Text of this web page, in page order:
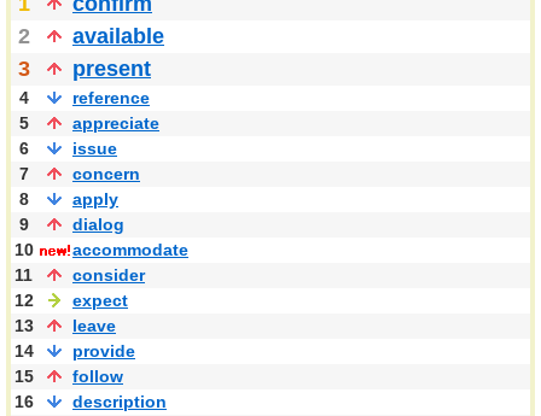
2
available
3
present
4
reference
5
appreciate
6
issue
7
concern
8
apply
9
dialog
10
accommodate
11
consider
12
expect
13
leave
14
provide
15
follow
16
description